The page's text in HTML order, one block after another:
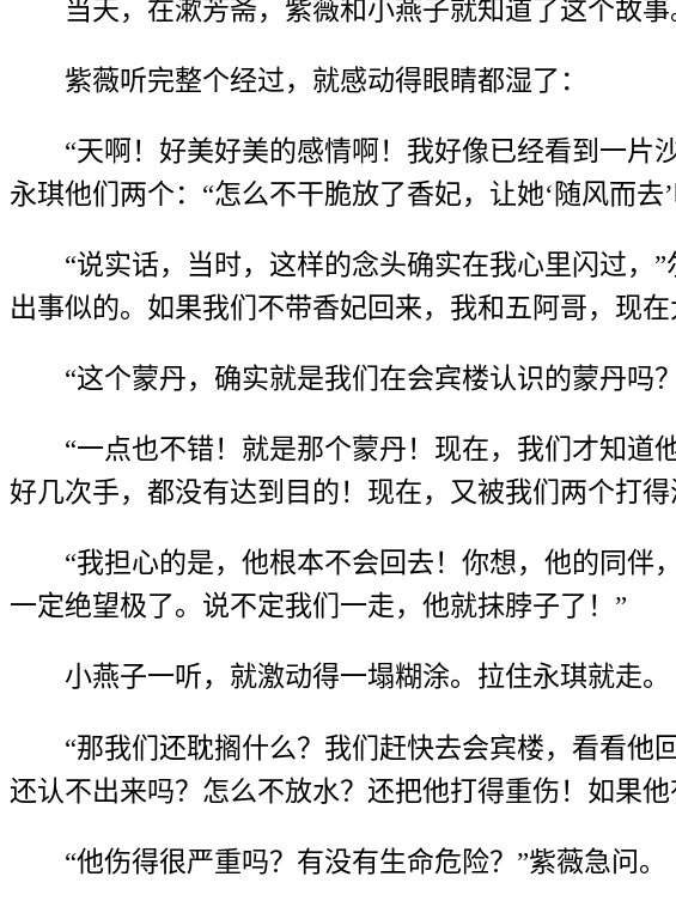
当天，在漱芳斋，紫薇和小燕子就知道了这个故事
紫薇听完整个经过，就感动得眼睛都湿了：
“天啊！好美好美的感情啊！我好像已经看到一片
永琪他们两个：“怎么不干脆放了香妃，让她‘随风而去
“说实话，当时，这样的念头确实在我心里闪过，
出事似的。如果我们不带香妃回来，我和五阿哥，现
“这个蒙丹，确实就是我们在会宾楼认识的蒙丹吗
“一点也不错！就是那个蒙丹！现在，我们才知
好几次手，都没有达到目的！现在，又被我们两个打
“我担心的是，他根本不会回去！你想，他的同伴
一定绝望极了。说不定我们一走，他就抹脖子了！”
小燕子一听，就激动得一塌糊涂。拉住永琪就走。
“那我们还耽搁什么？我们赶快去会宾楼，看看他
还认不出来吗？怎么不放水？还把他打得重伤！如果
“他伤得很严重吗？有没有生命危险？”紫薇急问。